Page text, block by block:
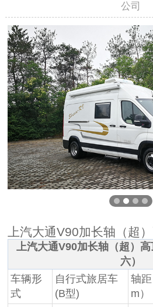
公司
上汽大通V90加长轴（超
上汽大通V90加长轴（超）
六）
车辆形
式
自行式旅居车
(B型)
轴
m）